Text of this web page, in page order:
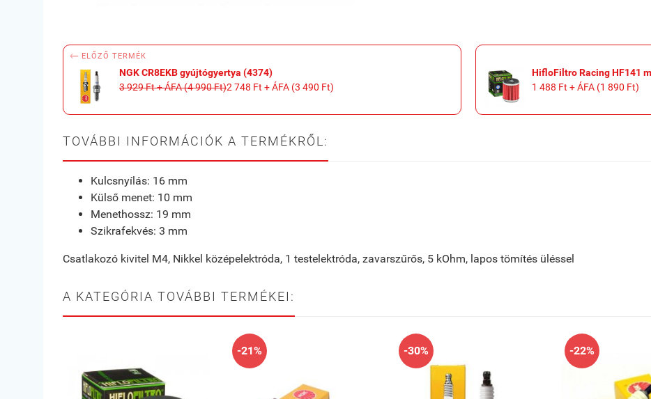
 ELŐZŐ TERMÉK
NGK CR8EKB gyújtógyertya (4374)
3 929 Ft + ÁFA (4 990 Ft)2 748 Ft + ÁFA (3 490 Ft)
HifloFiltro Racing HF141
1 488 Ft + ÁFA (1 890 Ft)
TOVÁBBI INFORMÁCIÓK A TERMÉKRŐL:
Kulcsnyílás: 16 mm
Külső menet: 10 mm
Menethossz: 19 mm
Szikrafekvés: 3 mm
Csatlakozó kivitel M4, Nikkel középelektróda, 1 testelektróda, zavarszűrős, 5 kOhm, lapos tömítés üléssel
A KATEGÓRIA TOVÁBBI TERMÉKEI:
-21% -30% -22%